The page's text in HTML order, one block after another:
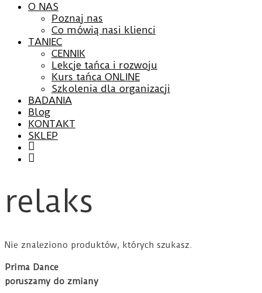
O NAS
Poznaj nas
Co mówią nasi klienci
TANIEC
CENNIK
Lekcje tańca i rozwoju
Kurs tańca ONLINE
Szkolenia dla organizacji
BADANIA
Blog
KONTAKT
SKLEP
relaks
Nie znaleziono produktów, których szukasz.
Prima Dance
poruszamy do zmiany